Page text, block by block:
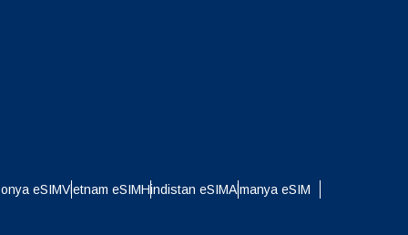
eSIMVietnam eSIMHindistan eSIMAlmanya eSIM